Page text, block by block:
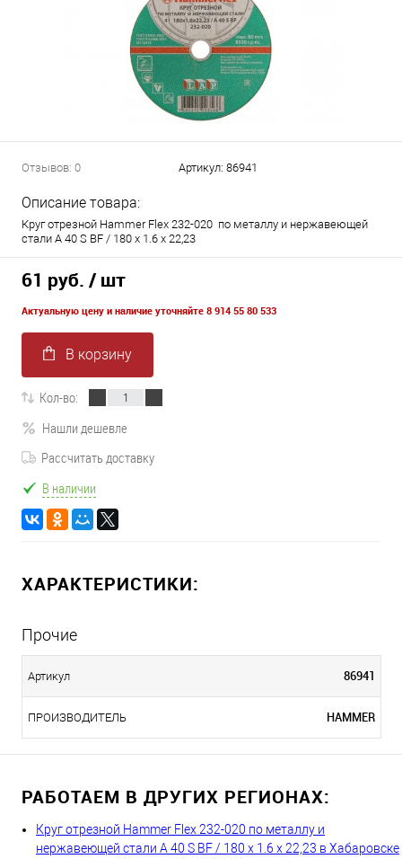
Отзывов: 0 Артикул: 86941
Описание товара:
Круг отрезной Hammer Flex 232-020 по металлу и нержавеющей
стали A 40 S BF / 180 x 1.6 x 22,23
61 руб. / шт
Актуальную цену и наличие уточняйте 8 914 55 80 533
В корзину
Кол-во:
Нашли дешевле
Рассчитать доставку
В наличии
ХАРАКТЕРИСТИКИ:
Прочие
Артикул 86941
ПРОИЗВОДИТЕЛЬ HAMMER
РАБОТАЕМ В ДРУГИХ РЕГИОНАХ:
Круг отрезной Hammer Flex 232-020 по металлу и
нержавеющей стали A 40 S BF / 180 x 1.6 x 22,23 в Хабаровске